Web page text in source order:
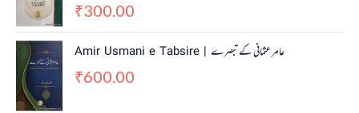
₹300.00
Amir Usmani e Tabsire | عامر عثمانی کے تبصرے
₹600.00